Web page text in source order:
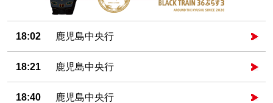
18:02 鹿児島中央行
18:21 鹿児島中央行
18:40 鹿児島中央行